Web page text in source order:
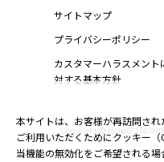
本サイトは、お客様が再訪問さ
ご利用いただくためにクッキー
当機能の無効化をご希望される
サイトマップ
プライバシーポリシー
カスタマーハラスメント
対する基本方針
Copyright © HANKYU